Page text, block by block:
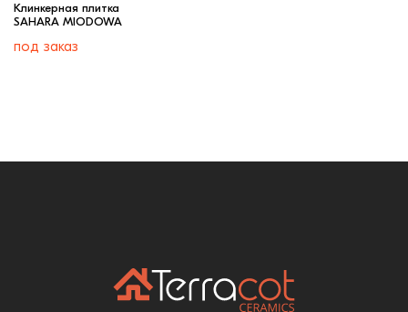
Клинкерная плитка
SAHARA MIODOWA
под заказ